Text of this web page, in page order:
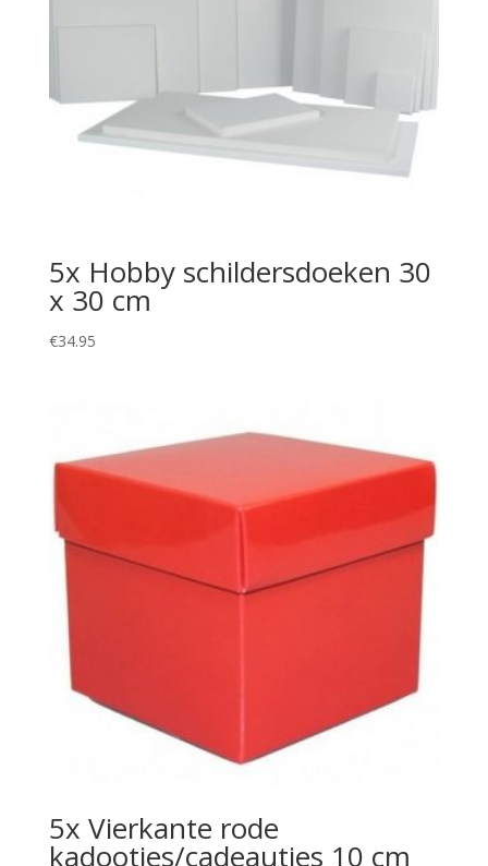
5x Hobby schildersdoeken 30
x 30 cm
€34.95
5x Vierkante rode
kadootjes/cadeautjes 10 cm